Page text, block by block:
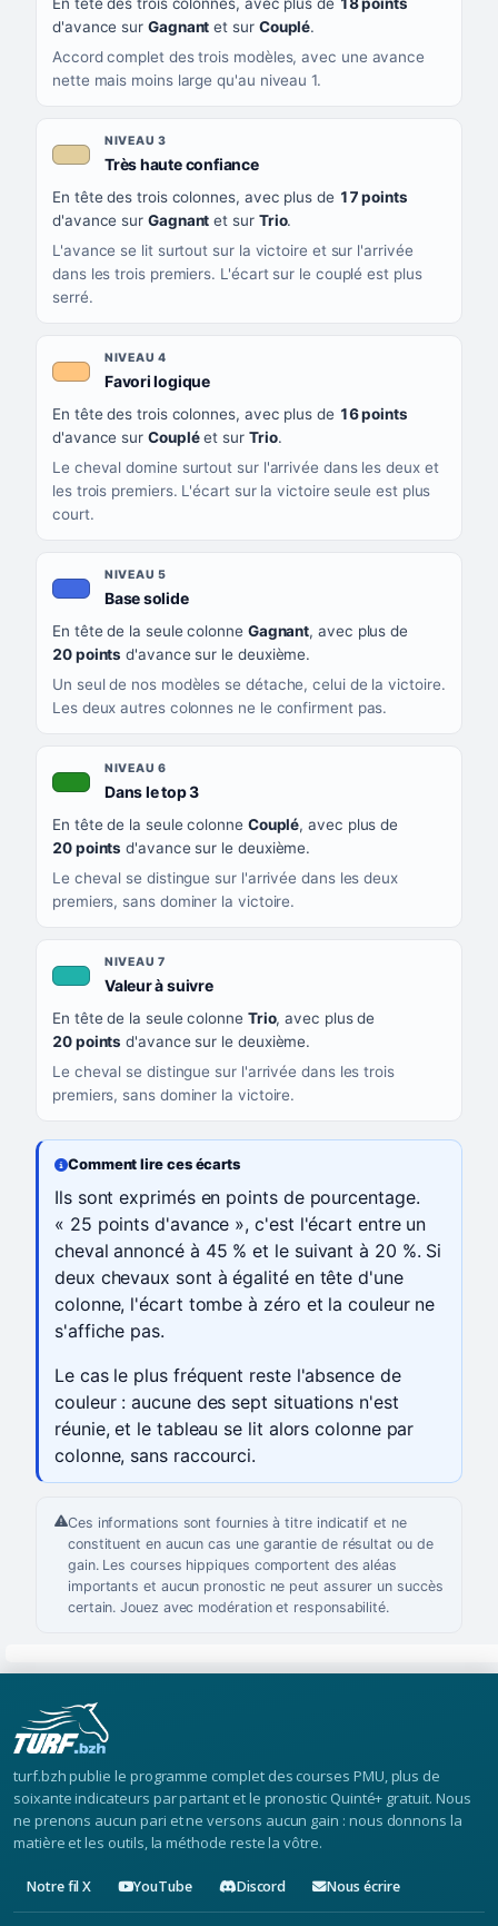
d'avance sur Gagnant et sur Couplé.
Accord complet des trois modèles, avec une avance
nette mais moins large qu'au niveau 1.
NIVEAU 3
Très haute confiance, couleur beige
En tête des trois colonnes, avec plus de 17 points
d'avance sur Gagnant et sur Trio.
L'avance se lit surtout sur la victoire et sur l'arrivée
dans les trois premiers. L'écart sur le couplé est plus
serré.
NIVEAU 4
Favori logique, couleur orange clair
En tête des trois colonnes, avec plus de 16 points
d'avance sur Coupléet sur Trio.
Le cheval domine surtout sur l'arrivée dans les deux et
les trois premiers. L'écart sur la victoire seule est plus
court.
NIVEAU 5
Base solide, couleur bleu roi
En tête de la seule colonne Gagnant, avec plus de
20 points d'avance sur le deuxième.
Un seul de nos modèles se détache, celui de la victoire.
Les deux autres colonnes ne le confirment pas.
NIVEAU 6
Dans le top 3, couleur verte
En tête de la seule colonne Couplé, avec plus de
20 points d'avance sur le deuxième.
Le cheval se distingue sur l'arrivée dans les deux
premiers, sans dominer la victoire.
NIVEAU 7
Valeur à suivre, couleur turquoise
En tête de la seule colonne Trio, avec plus de
20 points d'avance sur le deuxième.
Le cheval se distingue sur l'arrivée dans les trois
premiers, sans dominer la victoire.
Comment lire ces écarts
Ils sont exprimés en points de pourcentage.
« 25 points d'avance », c'est l'écart entre un
cheval annoncé à 45 % et le suivant à 20 %. Si
deux chevaux sont à égalité en tête d'une
colonne, l'écart tombe à zéro et la couleur ne
s'affiche pas.
Le cas le plus fréquent reste l'absence de
couleur : aucune des sept situations n'est
réunie, et le tableau se lit alors colonne par
colonne, sans raccourci.
Ces informations sont fournies à titre indicatif et ne
constituent en aucun cas une garantie de résultat ou de
gain. Les courses hippiques comportent des aléas
importants et aucun pronostic ne peut assurer un succès
certain. Jouez avec modération et responsabilité.
turf.bzh publie le programme complet des courses PMU, plus de
soixante indicateurs par partant et le pronostic Quinté+ gratuit. Nous
ne prenons aucun pari et ne versons aucun gain : nous donnons la
matière et les outils, la méthode reste la vôtre.
Notre fil X YouTube Discord Nous écrire